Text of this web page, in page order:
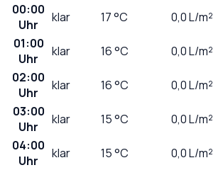
00:00
Uhr
klar 17°C 0,0L/m²
01:00
Uhr
klar 16°C 0,0L/m²
02:00
Uhr
klar 16°C 0,0L/m²
03:00
Uhr
klar 15°C 0,0L/m²
04:00
Uhr
klar 15°C 0,0L/m²